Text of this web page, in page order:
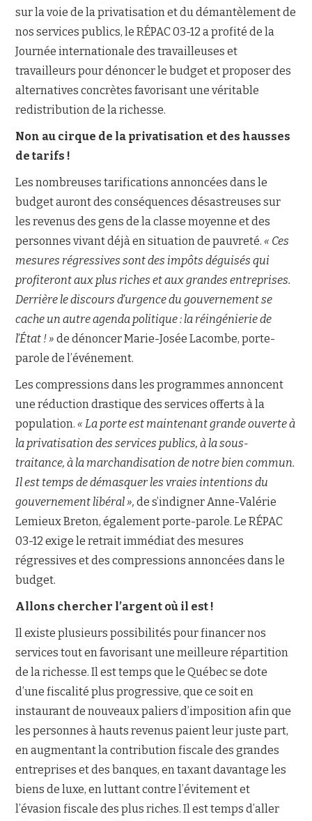
sur la voie de la privatisation et du démantèlement de
nos services publics, le RÉPAC 03-12 a profité de la
Journée internationale des travailleuses et
travailleurs pour dénoncer le budget et proposer des
alternatives concrètes favorisant une véritable
redistribution de la richesse.
Non au cirque de la privatisation et des hausses
de tarifs !
Les nombreuses tarifications annoncées dans le
budget auront des conséquences désastreuses sur
les revenus des gens de la classe moyenne et des
personnes vivant déjà en situation de pauvreté.« Ces
mesures régressives sont des impôts déguisés qui
profiteront aux plus riches et aux grandes entreprises.
Derrière le discours d’urgence du gouvernement se
cache un autre agenda politique : la réingénierie de
l’État ! »de dénoncer Marie-Josée Lacombe, porte-
parole de l’événement.
Les compressions dans les programmes annoncent
une réduction drastique des services offerts à la
population.« La porte est maintenant grande ouverte à
la privatisation des services publics, à la sous-
traitance, à la marchandisation de notre bien commun.
Il est temps de démasquer les vraies intentions du
gouvernement libéral »,de s’indigner Anne-Valérie
Lemieux Breton, également porte-parole. Le RÉPAC
03-12 exige le retrait immédiat des mesures
régressives et des compressions annoncées dans le
budget.
Allons chercher l’argent où il est !
Il existe plusieurs possibilités pour financer nos
services tout en favorisant une meilleure répartition
de la richesse. Il est temps que le Québec se dote
d’une fiscalité plus progressive, que ce soit en
instaurant de nouveaux paliers d’imposition afin que
les personnes à hauts revenus paient leur juste part,
en augmentant la contribution fiscale des grandes
entreprises et des banques, en taxant davantage les
biens de luxe, en luttant contre l’évitement et
l’évasion fiscale des plus riches. Il est temps d’aller